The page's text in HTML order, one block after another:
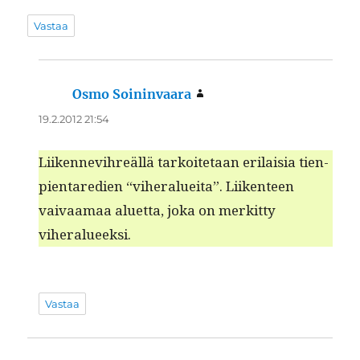
Vastaa
Osmo Soininvaara
19.2.2012 21:54
Liiken­nevihreäl­lä tarkoite­taan eri­laisia tien­
pientare­di­en “viher­aluei­ta”. Liiken­teen
vaivaa­maa aluet­ta, joka on merkit­ty
viheralueeksi.
Vastaa